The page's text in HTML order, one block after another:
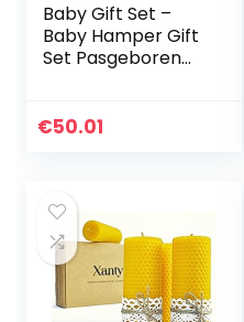
Baby Gift Set –
Baby Hamper Gift
Set Pasgeboren
Lange Mouwen
€50.01